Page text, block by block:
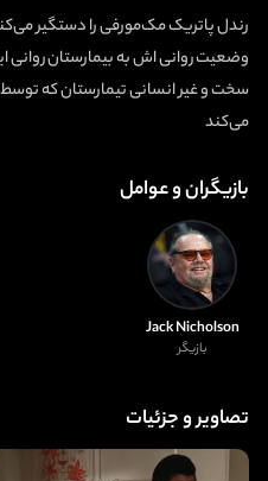
رندل پاتریک مک‌مورفی را دستگیر
وضعیت روانی اش به بیمارستان روانی
سخت و غیر انسانی تیمارستان که
می‌کند
بازیگران و عوامل
Jack Nicholson
بازیگر
تصاویر و جزئیات